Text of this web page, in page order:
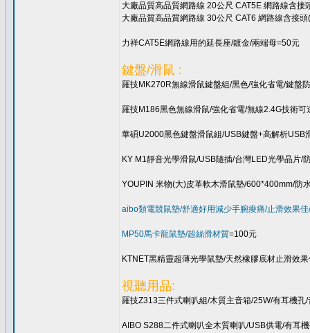
大廠品質高品質網路線 20公尺 CAT5E 網路線含接
大廠品質高品質網路線 30公尺 CAT6 網路線含接
力祥CAT5E網路線用的延長座/鍍金/兩端母=50元
鍵盤/滑鼠 :
羅技MK270R無線滑鼠鍵盤組/黑色/強化省電/鍵盤
羅技M186黑色無線滑鼠/強化省電/無線2.4G技術
華碩U2000黑色鍵盤滑鼠組/USB鍵盤+高解析USB
KY M1靜音光學滑鼠/USB隨插/台灣LED光學晶片
YOUPIN 米物(大)皮革軟木滑鼠墊/600*400mm/防
aibo類電競鼠墊/舒適好用減少手腕痠痛/止滑效果
MP50馬卡龍鼠墊/超絲滑材質=100元
KTNET黑精靈超薄光學鼠墊/天然橡膠底材止滑效
視聽用品:
羅技Z313三件式喇叭組/木質主音箱/25W/有耳機
AIBO S288二件式喇叭全木質喇叭/USB供電/有耳